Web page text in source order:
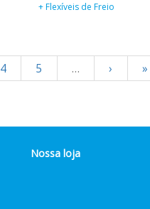
+ Flexíveis de Freio
4 5 … › »
Nossa loja